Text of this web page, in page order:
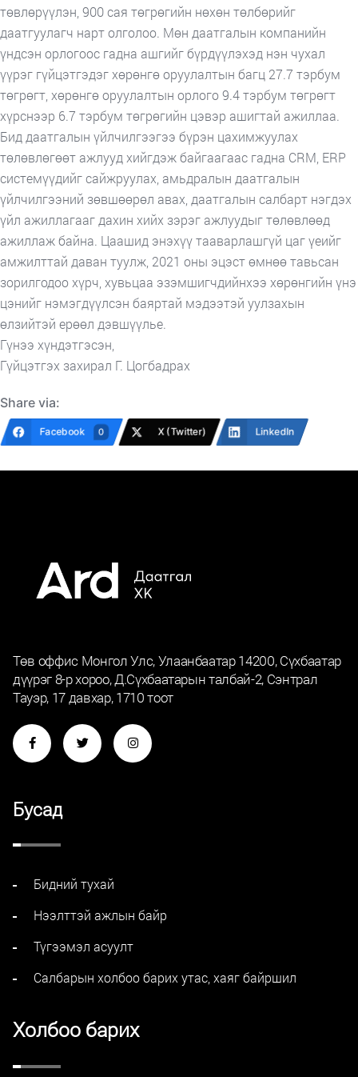
төвлөрүүлэн, 900 сая төгрөгийн нөхөн төлбөрийг
даатгуулагч нарт олголоо. Мөн даатгалын компанийн
үндсэн орлогоос гадна ашгийг бүрдүүлэхэд нэн чухал
үүрэг гүйцэтгэдэг хөрөнгө оруулалтын багц 27.7 тэрбум
төгрөгт, хөрөнгө оруулалтын орлого 9.4 тэрбум төгрөгт
хүрснээр 6.7 тэрбум төгрөгийн цэвэр ашигтай ажиллаа.
Бид даатгалын үйлчилгээгээ бүрэн цахимжуулах
төлөвлөгөөт ажлууд хийгдэж байгаагаас гадна CRM, ERP
системүүдийг сайжруулах, амьдралын даатгалын
үйлчилгээний зөвшөөрөл авах, даатгалын салбарт нэгдэх
үйл ажиллагааг дахин хийх зэрэг ажлуудыг төлөвлөөд
ажиллаж байна. Цаашид энэхүү тааварлашгүй цаг үеийг
амжилттай даван туулж, 2021 оны эцэст өмнөө тавьсан
зорилгодоо хүрч, хувьцаа эзэмшигчдийнхээ хөрөнгийн үнэ
цэнийг нэмэгдүүлсэн баяртай мэдээтэй уулзахын
өлзийтэй ерөөл дэвшүүлье.
Гүнээ хүндэтгэсэн,
Гүйцэтгэх захирал Г. Цогбадрах
Share via:
Facebook 0 X (Twitter) LinkedIn
Төв оффис Монгол Улс, Улаанбаатар 14200, Сүхбаатар
дүүрэг 8-р хороо, Д.Сүхбаатарын талбай-2, Сэнтрал
Тауэр, 17 давхар, 1710 тоот
Бусад
Бидний тухай
Нээлттэй ажлын байр
Түгээмэл асуулт
Салбарын холбоо барих утас, хаяг байршил
Холбоо барих